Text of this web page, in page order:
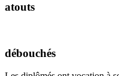
atouts
débouchés